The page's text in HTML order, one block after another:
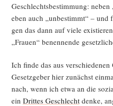
Geschlechts­be­stim­mung:
eben auch „unbe­stimmt“ –
gen das dann auf vie­le
„Frau­en“ benen­nen­de
Ich fin­de das aus
Gesetz­ge­ber hier zunächst
nach, wenn ich etwa an die
ein Drit­tes Geschlechtden­ke,